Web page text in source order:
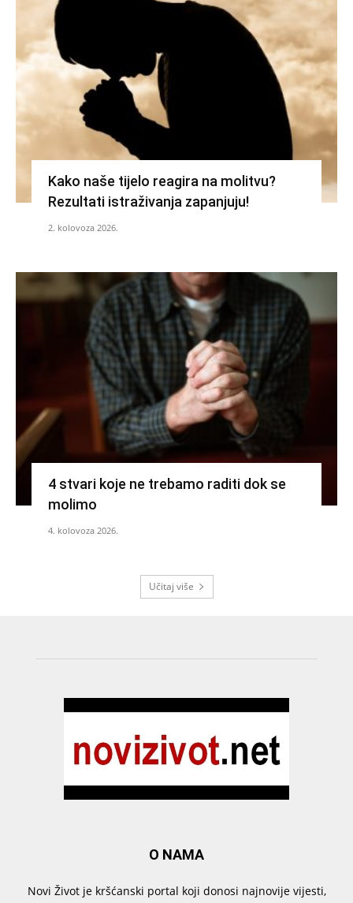
Kako naše tijelo reagira na molitvu?
Rezultati istraživanja zapanjuju!
2. kolovoza 2026.
4 stvari koje ne trebamo raditi dok se
molimo
4. kolovoza 2026.
Učitaj više
O NAMA
Novi Život je kršćanski portal koji donosi najnovije vijesti,